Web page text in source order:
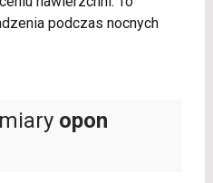
podczas nocnych
opon